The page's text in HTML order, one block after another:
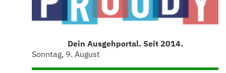
Dein Ausgehportal. Seit 2014.
Sonntag, 9. August